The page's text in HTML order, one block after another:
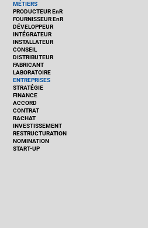
MÉTIERS
PRODUCTEUR EnR
FOURNISSEUR EnR
DÉVELOPPEUR
INTÉGRATEUR
INSTALLATEUR
CONSEIL
DISTRIBUTEUR
FABRICANT
LABORATOIRE
ENTREPRISES
STRATÉGIE
FINANCE
ACCORD
CONTRAT
RACHAT
INVESTISSEMENT
RESTRUCTURATION
NOMINATION
START-UP